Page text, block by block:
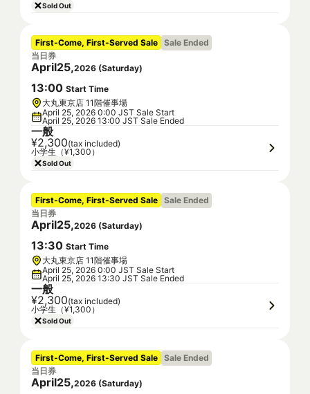
Sold Out
First-Come, First-Served Sale Sale Ended
当日券
April25,2026 (Saturday)
13:00 Start Time
大丸東京店 11階催事場
April 25, 2026 0:00 JST Sale Start
April 25, 2026 13:00 JST Sale Ended
一般
¥2,300(tax included)
小学生（¥1,300）
Sold Out
First-Come, First-Served Sale Sale Ended
当日券
April25,2026 (Saturday)
13:30 Start Time
大丸東京店 11階催事場
April 25, 2026 0:00 JST Sale Start
April 25, 2026 13:30 JST Sale Ended
一般
¥2,300(tax included)
小学生（¥1,300）
Sold Out
First-Come, First-Served Sale Sale Ended
当日券
April25,2026 (Saturday)